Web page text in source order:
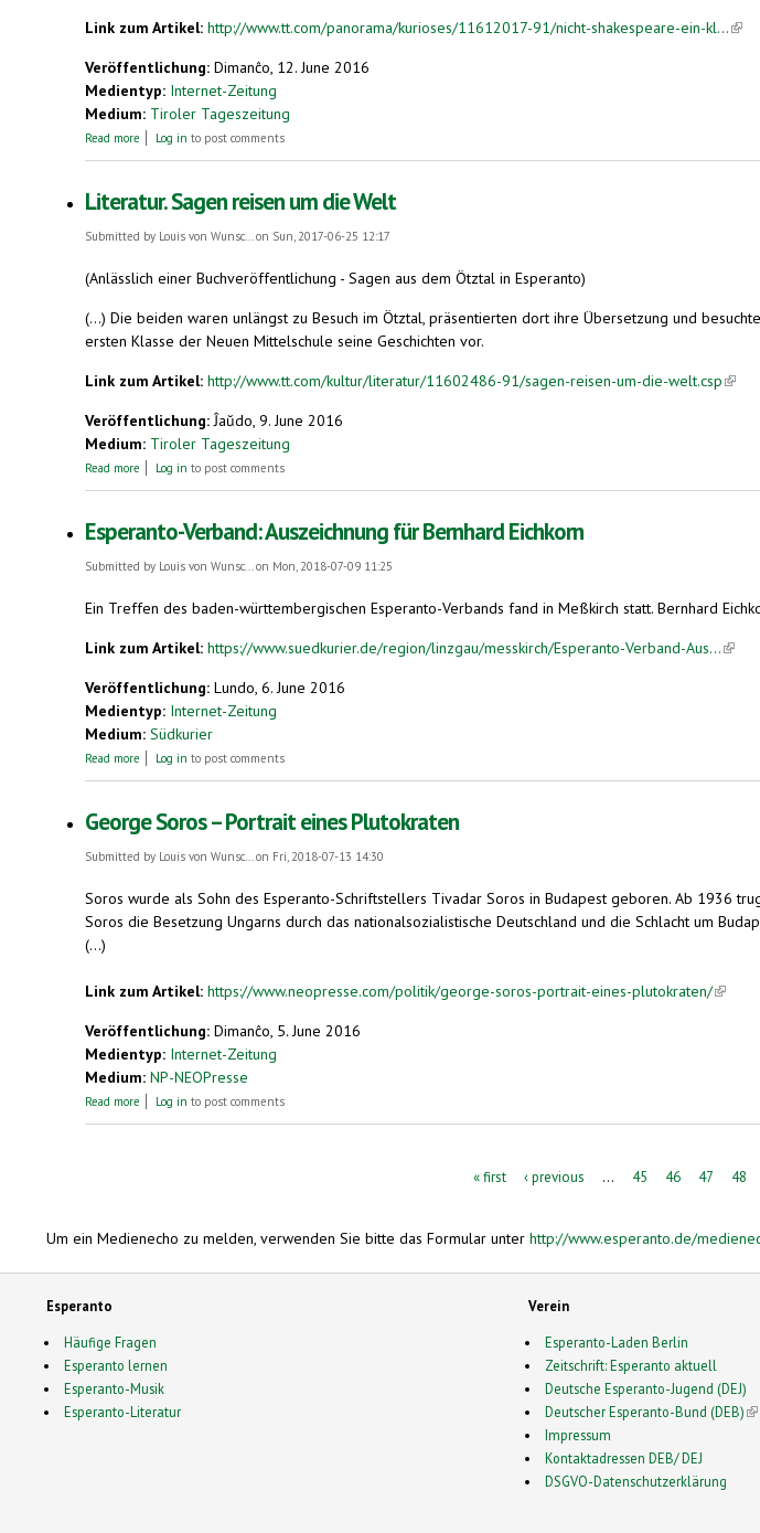
Link zum Artikel: http://www.tt.com/panorama/kurioses/11612017-91/nicht-shakespeare-ein-kl...(link
Veröffentlichung: Dimanĉo, 12. June 2016
Medientyp: Internet-Zeitung
Medium: Tiroler Tageszeitung
Read more about Nicht Shakespeare, ein Klingone hat Hamlet geschrieben
Log in to post comments
Literatur. Sagen reisen um die Welt
Submitted by Louis von Wunsc...on Sun, 2017-06-25 12:17
(Anlässlich einer Buchveröffentlichung - Sagen aus dem Ötztal in Esperanto)
(...) Die beiden waren unlängst zu Besuch im Ötztal, präsentierten dort ihre Übersetzung und
ersten Klasse der Neuen Mittelschule seine Geschichten vor.
Link zum Artikel: http://www.tt.com/kultur/literatur/11602486-91/sagen-reisen-um-die-welt.csp(link
Veröffentlichung:Ĵaŭdo, 9. June 2016
Medium: Tiroler Tageszeitung
Read more about Literatur. Sagen reisen um die Welt
Log in to post comments
Esperanto-Verband: Auszeichnung für Bernhard Eichkorn
Submitted by Louis von Wunsc... on Mon, 2018-07-09 11:25
Ein Treffen des baden-württembergischen Esperanto-Verbands fand in Meßkirch statt. Bernhard
Link zum Artikel: https://www.suedkurier.de/region/linzgau/messkirch/Esperanto-Verband-Aus...(link
Veröffentlichung: Lundo, 6. June 2016
Medientyp: Internet-Zeitung
Medium: Südkurier
Read more about Esperanto-Verband: Auszeichnung für Bernhard Eichkorn
Log in to post comments
George Soros – Portrait eines Plutokraten
Submitted by Louis von Wunsc... on Fri, 2018-07-13 14:30
Soros wurde als Sohn des Esperanto-Schriftstellers Tivadar Soros in Budapest geboren. Ab 1936
Soros die Besetzung Ungarns durch das nationalsozialistische Deutschland und die Schlacht um
(...)
Link zum Artikel: https://www.neopresse.com/politik/george-soros-portrait-eines-plutokraten/(link is
Veröffentlichung: Dimanĉo, 5. June 2016
Medientyp: Internet-Zeitung
Medium: NP-NEOPresse
Read more about George Soros – Portrait eines Plutokraten
Log in to post comments
« first ‹ previous … 45 46 47 48
Um ein Medienecho zu melden, verwenden Sie bitte das Formular unter http://www.esperanto.de/
Esperanto
Häufige Fragen
Esperanto lernen
Esperanto-Musik
Esperanto-Literatur
Verein
Esperanto-Laden Berlin
Zeitschrift: Esperanto aktuell
Deutsche Esperanto-Jugend (DEJ)
Deutscher Esperanto-Bund (DEB)
Impressum
Kontaktadressen DEB/ DEJ
DSGVO-Datenschutzerklärung